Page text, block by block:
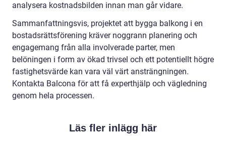
analysera kostnadsbilden innan man går vidare.
Sammanfattningsvis, projektet att bygga balkong i en
bostadsrättsförening kräver noggrann planering och
engagemang från alla involverade parter, men
belöningen i form av ökad trivsel och ett potentiellt högre
fastighetsvärde kan vara väl värt ansträngningen.
Kontakta Balcona för att få experthjälp och vägledning
genom hela processen.
Läs fler inlägg här